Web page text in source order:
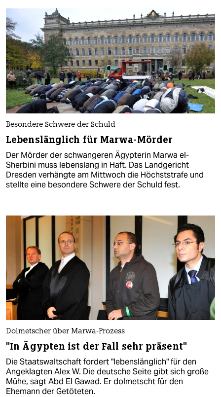
Besondere Schwere der Schuld
Lebenslänglich für Marwa-Mörder
Der Mörder der schwangeren Ägypterin Marwa el-
Sherbini muss lebenslang in Haft. Das Landgericht
Dresden verhängte am Mittwoch die Höchststrafe und
stellte eine besondere Schwere der Schuld fest.
Dolmetscher über Marwa-Prozess
"In Ägypten ist der Fall sehr präsent"
Die Staatswaltschaft fordert "lebenslänglich" für den
Angeklagten Alex W. Die deutsche Seite gibt sich große
Mühe, sagt Abd El Gawad. Er dolmetscht für den
Ehemann der Getöteten.